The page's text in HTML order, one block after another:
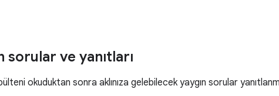
sorular ve yanıtları
okuduktan sonra aklınıza gelebilecek yaygın sorular